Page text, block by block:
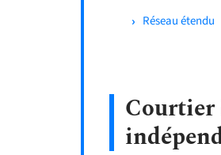
Réseau étendu